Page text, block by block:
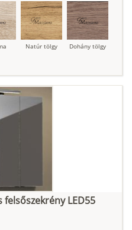
Natúr tölgy Dohány tölgy
Szupermatt
LED55